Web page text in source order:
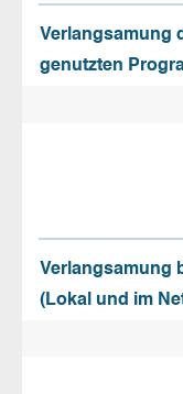
Verlangsamung
genutzten
Verlangsamung
(Lokal und im